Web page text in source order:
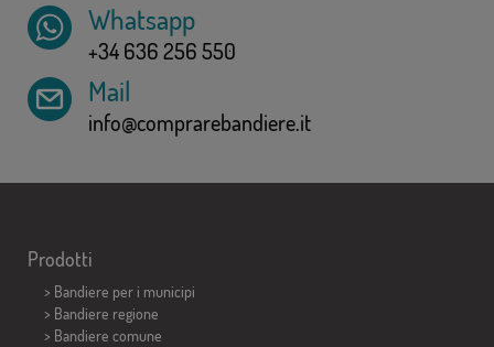
Whatsapp
+34 636 256 550
Mail
info@comprarebandiere.it
Prodotti
> Bandiere per i municipi
> Bandiere regione
> Bandiere comune